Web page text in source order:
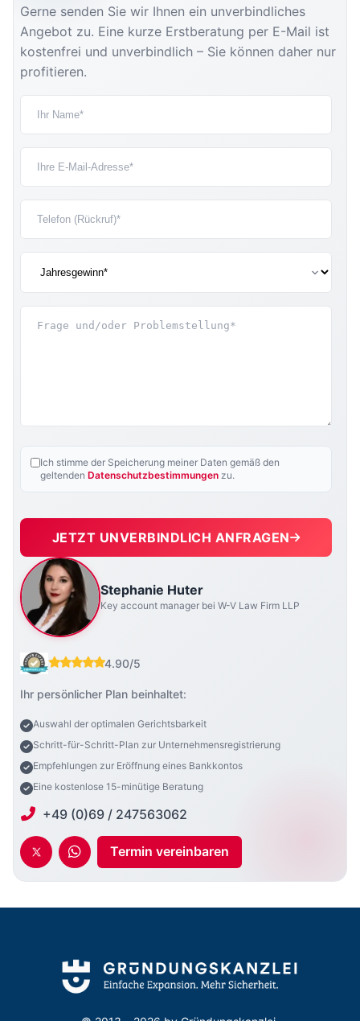
Gerne senden Sie wir Ihnen ein unverbindliches
Angebot zu. Eine kurze Erstberatung per E-Mail ist
kostenfrei und unverbindlich – Sie können daher nur
profitieren.
Ich stimme der Speicherung meiner Daten gemäß den
geltenden Datenschutzbestimmungen zu.
JETZT UNVERBINDLICH ANFRAGEN
Stephanie Huter
Key account manager bei W-V Law Firm LLP
4.90/5
Ihr persönlicher Plan beinhaltet:
Auswahl der optimalen Gerichtsbarkeit
Schritt-für-Schritt-Plan zur Unternehmensregistrierung
Empfehlungen zur Eröffnung eines Bankkontos
Eine kostenlose 15-minütige Beratung
+49 (0)69 / 247563062
Termin vereinbaren